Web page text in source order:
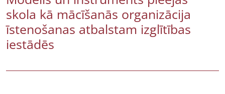
skola kā mācīšanās organizācija
īstenošanas atbalstam izglītības
iestādēs